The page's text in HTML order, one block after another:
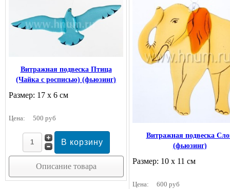
Витражная подвеска Птица
(Чайка с росписью) (фьюзинг)
Размер: 17 х 6 см
Цена: 500 руб
Описание товара
Витражная подвеска
(фьюзинг)
Размер: 10 х 11 см
Цена: 600 руб